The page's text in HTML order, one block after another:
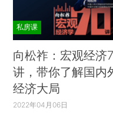
私房课
向松祚：宏观经济
讲，带你了解国内
经济大局
2022年04月06日